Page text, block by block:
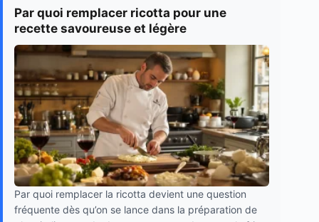
Par quoi remplacer ricotta pour une
recette savoureuse et légère
Par quoi remplacer la ricotta devient une question
fréquente dès qu’on se lance dans la préparation de